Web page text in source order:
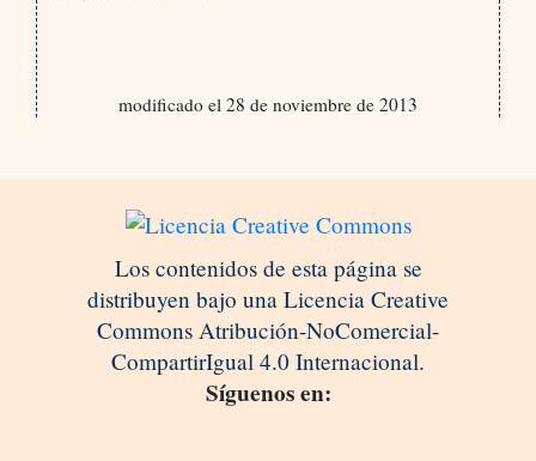
modificado el 28 de noviembre de 2013
Los contenidos de esta página se
distribuyen bajo una Licencia Creative
Commons Atribución-NoComercial-
CompartirIgual 4.0 Internacional.
Síguenos en: